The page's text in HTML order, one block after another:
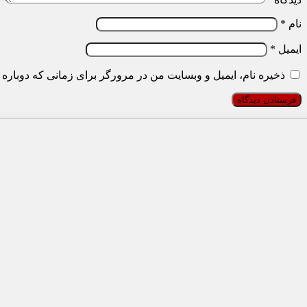
نام *
ایمیل *
ذخیره نام، ایمیل و وبسایت من در مرورگر برای زمانی که